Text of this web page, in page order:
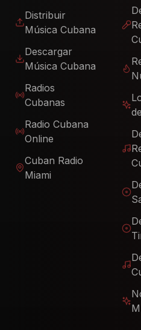
Distribuir
Música Cubana
Descargar
Música Cubana
Radios
Cubanas
Radio Cubana
Online
Cuban Radio
Miami